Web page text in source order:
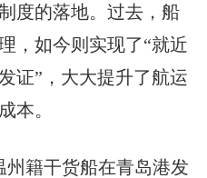
度的落地。过去，船
，如今则实现了“就近
证”，大大提升了航运
本。
州籍干货船在青岛港发